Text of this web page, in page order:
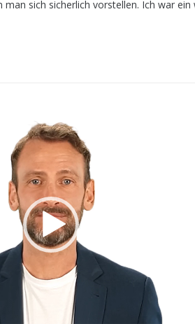
man sich sicherlich vorstellen. Ich war ein